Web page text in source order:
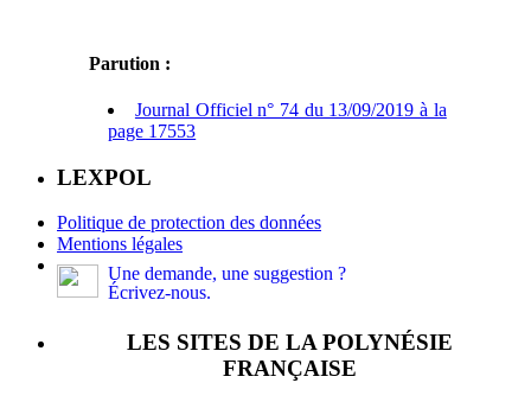
Parution :
Journal Officiel n° 74 du 13/09/2019 à la
page 17553
LEXPOL
Politique de protection des données
Mentions légales
Une demande, une suggestion ?
Écrivez-nous.
LES SITES DE LA POLYNÉSIE
FRANÇAISE